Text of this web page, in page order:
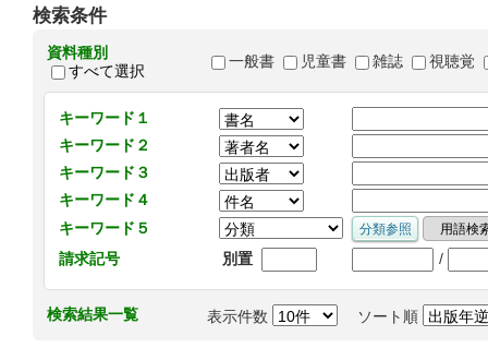
検索条件
資料種別
すべて選択
一般書 児童書 雑誌 視聴覚
キーワード１
キーワード２
キーワード３
キーワード４
キーワード５
請求記号
別置 /
検索結果一覧 表示件数 ソート順